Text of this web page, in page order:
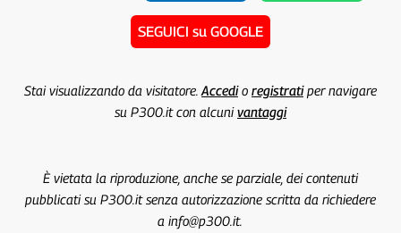
SEGUICI su GOOGLE
Stai visualizzando da visitatore. Accedio registratiper navigare
su P300.it con alcunivantaggi
È vietata la riproduzione, anche se parziale, dei contenuti
pubblicati su P300.it senza autorizzazione scritta da richiedere
a info@p300.it.